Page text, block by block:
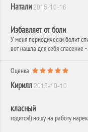
Натали 2015-10-16
Избавляет от боли
У меня периодически болит
вот нашла для себя спасение
Оценка
Кирилл 2015-10-10
класный
годится!) ношу на работу